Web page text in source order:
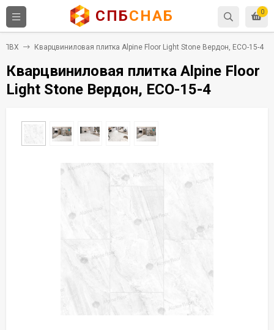
0
СПБСНАБ
ПВХ Кварцвиниловая плитка Alpine Floor Light Stone Вердон, ECO-15-4
Кварцвиниловая плитка Alpine Floor
Light Stone Вердон, ECO-15-4